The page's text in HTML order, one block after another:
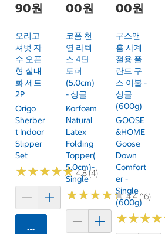
90원
오리고
셔벗 자
수 오픈
형 실내
화 세트
2P
Origo
Sherber
T Indoor
Slipper
Set
★★★★★
★★★★★4.8 (4)
카트에 담기
00원
코폼 천
연 라텍
스 4단
토퍼
(5.0cm)
- 싱글
Korfoam
Natural
Latex
Folding
Topper(
5.0cm)-
Single
★★★★★
★★★★★4.4 (16)
00원
구스앤
홈 사계
절용 폴
란드 구
스 이불 -
싱글
(600g)
GOOSE
&HOME
Goose
Down
Comfort
Er -
Single
(600g)
★★★★
★★★★